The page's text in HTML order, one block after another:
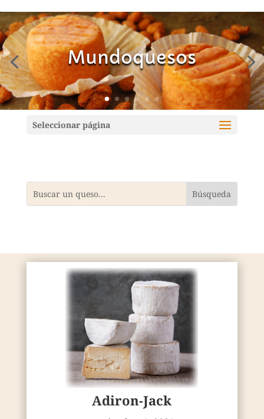
Mundoquesos
Seleccionar página
Adiron-Jack